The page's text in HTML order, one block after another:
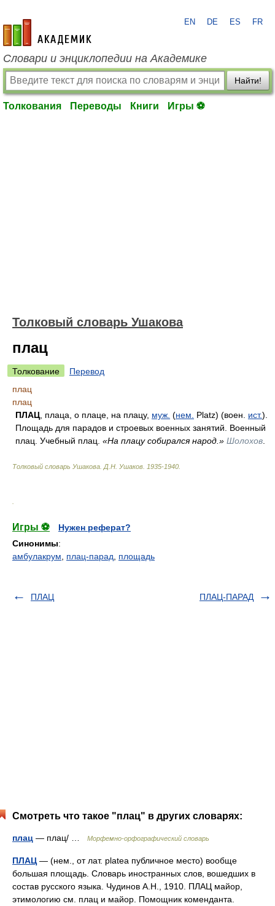
academic.ru
EN DE ES FR
Словари и энциклопедии на Академике
Найти!
Толкования Переводы Книги Игры ⚽
Толковый словарь Ушакова
плац
Толкование
Перевод
плац
плац
ПЛАЦ , плаца, о плаце, на плацу, муж. (нем. Platz) (воен. ист.).
Площадь для парадов и строевых военных занятий. Военный
плац. Учебный плац. «На плацу собирался народ.» Шолохов
Толковый словарь Ушакова Д.Н. Ушаков. 1935-1940
Игры ⚽
Нужен реферат?
Синонимы:
амбулакрум
плац-парад площадь
ПЛАЦ ПЛАЦ-ПАРАД
Смотреть что такое "плац" в других словарях:
плац — плац/ … Морфемно-орфографический словарь
ПЛАЦ — (нем., от лат. platea публичное место) вообще
большая площадь. Словарь иностранных слов, вошедших в
состав русского языка. Чудинов А.Н., 1910. ПЛАЦ майор,
этимологию см. плац и майор. Помощник коменданта.